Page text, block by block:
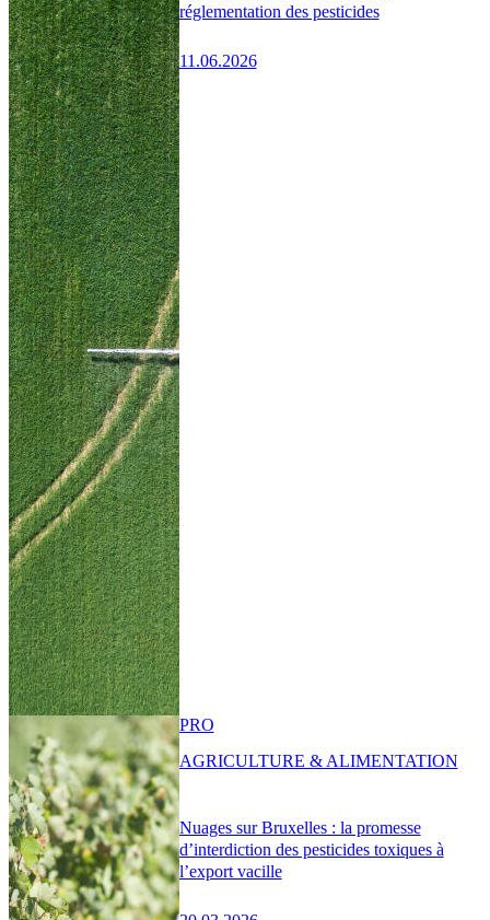
réglementation des pesticides
11.06.2026
Nuages sur Bruxelles : la promesse
d’interdiction des pesticides toxiques à
l’export vacille
PRO
AGRICULTURE & ALIMENTATION